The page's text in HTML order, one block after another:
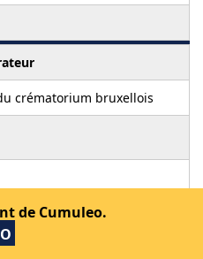
crématorium bruxellois
de Cumuleo.